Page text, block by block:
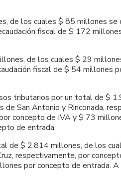
de los cuales $ 85 millones se
fiscal de $ 172
de los cuales $ 29
fiscal de $ 54 millones
tributarios por un total de
San Antonio y Rinconada,
concepto de IVA y $ 73
de entrada.
de $ 2.814 millones, de los
respectivamente, por
por concepto de entrada. A